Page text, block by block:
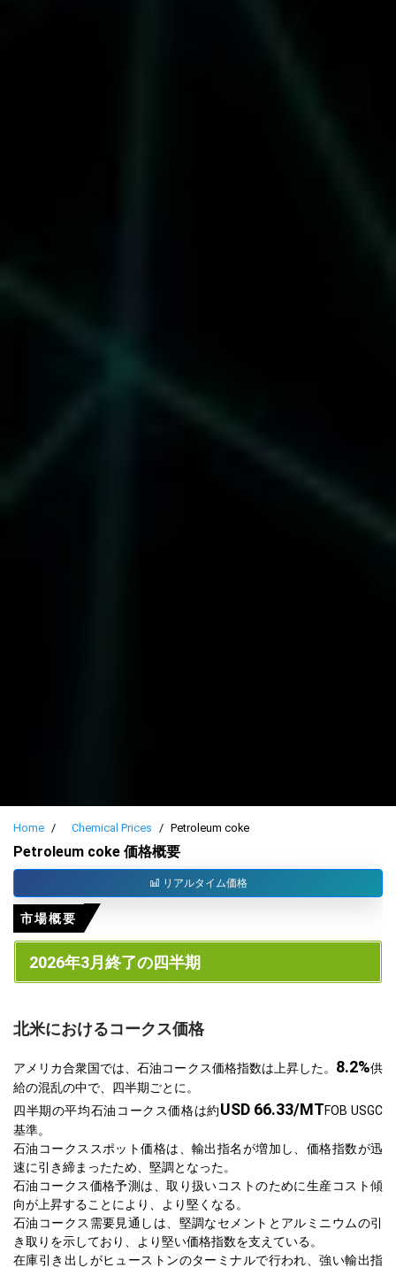
Home Chemical Prices Petroleum coke
Petroleum coke 価格概要
リアルタイム価格
市場概要
2026年3月終了の四半期
北米におけるコークス価格
アメリカ合衆国では、石油コークス価格指数は上昇した。 8.2%供
給の混乱の中で、四半期ごとに。
四半期の平均石油コークス価格は約USD 66.33/MTFOB USGC
基準。
石油コークススポット価格は、輸出指名が増加し、価格指数が迅
速に引き締まったため、堅調となった。
石油コークス価格予測は、取り扱いコストのために生産コスト傾
向が上昇することにより、より堅くなる。
石油コークス需要見通しは、堅調なセメントとアルミニウムの引
き取りを示しており、より堅い価格指数を支えている。
在庫引き出しがヒューストンのターミナルで行われ、強い輸出指